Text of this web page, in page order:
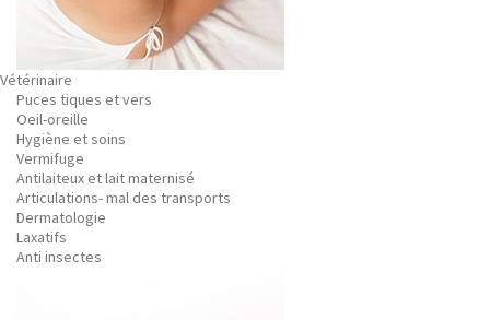
Vétérinaire
Puces tiques et vers
Oeil-oreille
Hygiène et soins
Vermifuge
Antilaiteux et lait maternisé
Articulations- mal des transports
Dermatologie
Laxatifs
Anti insectes